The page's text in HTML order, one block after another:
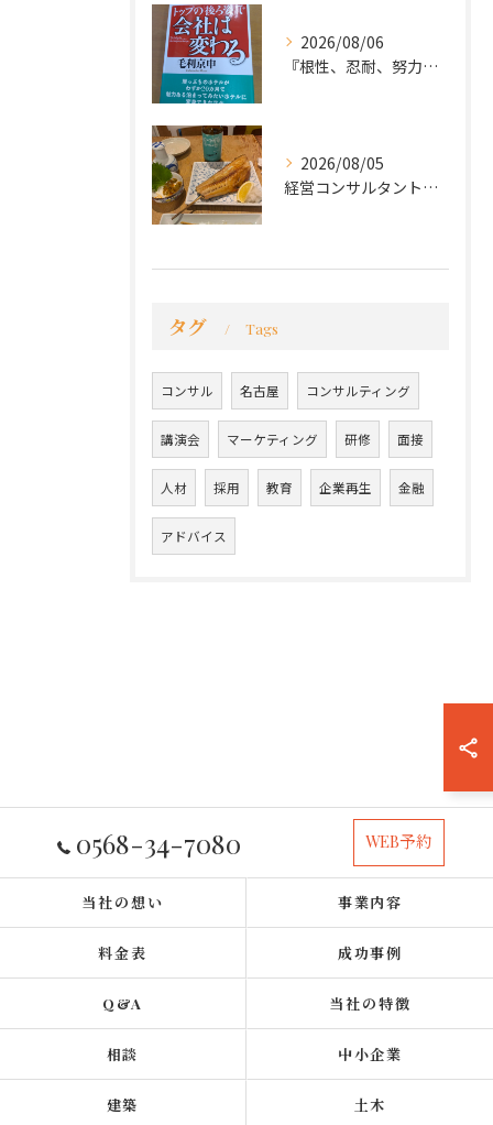
2026/08/06
『根性、忍耐、努力という言葉は死語なのか』
2026/08/05
経営コンサルタントのモーちゃん・毛利京申です。
タグ Tags
コンサル 名古屋 コンサルティング
講演会 マーケティング 研修 面接
人材 採用 教育 企業再生 金融
アドバイス
0568-34-7080 WEB予約
当社の想い 事業内容
料金表 成功事例
Q&A 当社の特徴
相談 中小企業
建築 土木